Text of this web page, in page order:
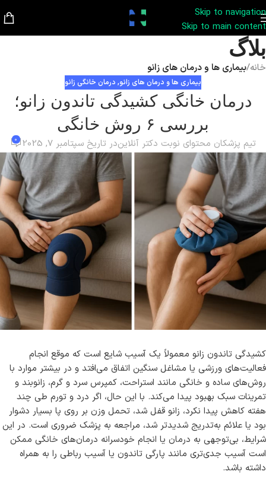
Skip to navigation
Skip to main content
بلاگ
خانه/بیماری ها و درمان های زانو
بیماری ها و درمان های زانو, درمان خانگی زانو
درمان خانگی کشیدگی تاندون زانو؛
بررسی ۶ روش خانگی
تیم پزشکان محتوای نوبت دکتر آنلایندر تاریخ سپتامبر 7, 2025 0
کشیدگی تاندون زانو معمولاً یک آسیب شایع است که موقع انجام
فعالیت‌های ورزشی یا مشاغل سنگین اتفاق می‌افتد و در بیشتر موارد با
روش‌های ساده و خانگی مانند استراحت، کمپرس سرد و گرم، زانوبند و
تمرینات سبک بهبود پیدا می‌کند. با این حال، اگر درد و تورم طی چند
هفته کاهش پیدا نکرد، زانو قفل شد، تحمل وزن بر روی پا بسیار دشوار
بود یا علائم به‌تدریج شدیدتر شد، مراجعه به پزشک ضروری است. در این
شرایط، بی‌توجهی به درمان یا انجام خودسرانه درمان‌های خانگی ممکن
است آسیب جدی‌تری مانند پارگی تاندون یا آسیب رباطی را به همراه
داشته باشد.